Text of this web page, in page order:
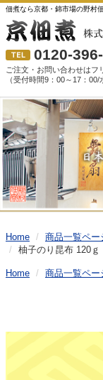
佃煮なら京都・錦市場の野村
0120-
ご注文・お問い合わせはフ
（受付時間9：00～17：00/
Home 商品一覧ペー
柚子のり昆布 120ｇ
Home 商品一覧ペー